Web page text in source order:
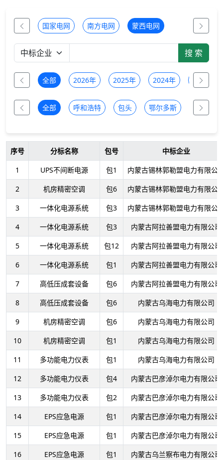
国家电网 南方电网 蒙西电网
全部 2026年 2025年 2024年 2023年
全部 呼和浩特 包头 鄂尔多斯 乌兰察布
序号 分标名称 包号
中标企业
1
UPS不间断电源 包1
内蒙古锡林郭勒盟电力有限公
2
机房精密空调 包6
内蒙古锡林郭勒盟电力有限公
3
一体化电源系统 包3
内蒙古锡林郭勒盟电力有限公
4
一体化电源系统 包3
内蒙古阿拉善盟电力有限公司
5
一体化电源系统 包12
内蒙古阿拉善盟电力有限公司
6
一体化电源系统 包1
内蒙古阿拉善盟电力有限公司
7
高低压成套设备 包6
内蒙古阿拉善盟电力有限公司
8
高低压成套设备 包6
内蒙古乌海电力有限公司
9
机房精密空调 包6
内蒙古乌海电力有限公司
10
机房精密空调 包1
内蒙古乌海电力有限公司
11
多功能电力仪表 包1
内蒙古乌海电力有限公司
12
多功能电力仪表 包4
内蒙古巴彦淖尔电力有限公司
13
多功能电力仪表 包2
内蒙古巴彦淖尔电力有限公司
14
EPS应急电源 包1
内蒙古巴彦淖尔电力有限公司
15
EPS应急电源 包1
内蒙古巴彦淖尔电力有限公司
16
EPS应急电源 包1
内蒙古乌兰察布电力有限公司